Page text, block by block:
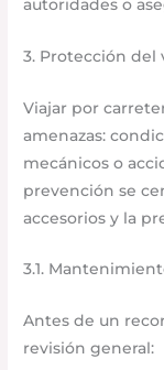
autoridades o
3. Protección del
Viajar por
amenazas:
mecánicos o
prevención se
accesorios y la
3.1.
Antes de un
revisión general: